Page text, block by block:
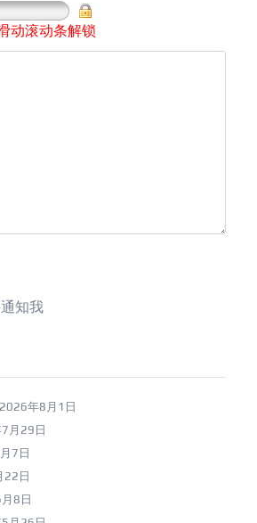
动滚动条解锁
知我
2026年8月1日
月29日
7日
22日
8日